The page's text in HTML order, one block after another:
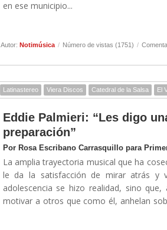
en ese municipio...
Autor: Notimúsica / Número de vistas (1751) /
Latinastereo Viera Discos Catedral de la Salsa El
Eddie Palmieri: “Les digo
preparación”
Por Rosa Escribano Carrasquillo para
La amplia trayectoria musical que ha
le da la satisfacción de mirar atrás y
adolescencia se hizo realidad, sino
motivar a otros que como él, anhelan